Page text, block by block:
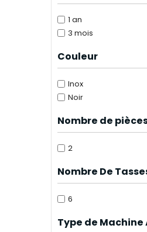
1 an
3 mois
Couleur
Inox
Noir
Nombre de
2
Nombre De
6
Type de Machine